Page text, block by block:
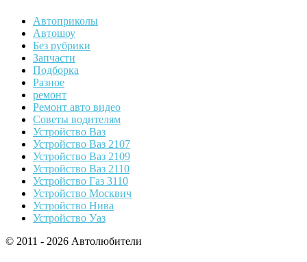
Автоприколы
Автошоу
Без рубрики
Запчасти
Подборка
Разное
ремонт
Ремонт авто видео
Советы водителям
Устройство Ваз
Устройство Ваз 2107
Устройство Ваз 2109
Устройство Ваз 2110
Устройство Газ 3110
Устройство Москвич
Устройство Нива
Устройство Уаз
© 2011 - 2026 Автолюбители